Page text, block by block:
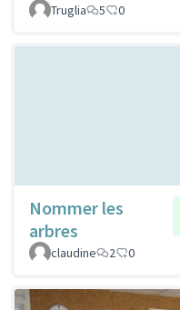
Truglia
5 0
Nommer les
arbres
claudine
2 0